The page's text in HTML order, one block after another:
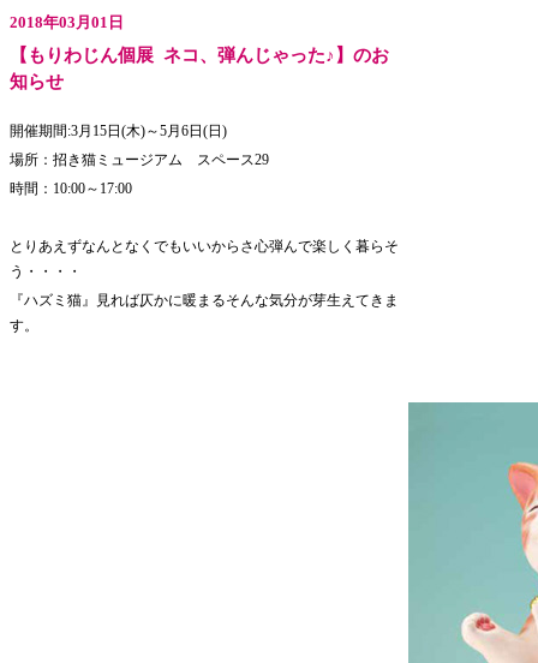
2018年03月01日
【もりわじん個展 ネコ、弾んじゃった♪】のお
知らせ
開催期間:3月15日(木)～5月6日(日)
場所：招き猫ミュージアム スペース29
時間：10:00～17:00
とりあえずなんとなくでもいいからさ心弾んで楽しく暮らそ
う・・・・
『ハズミ猫』見れば仄かに暖まるそんな気分が芽生えてきま
す。